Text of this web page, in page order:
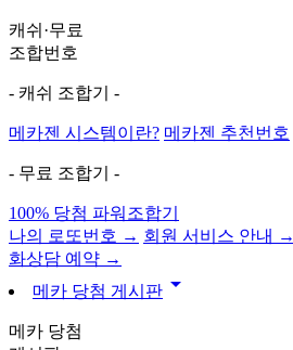
캐쉬·무료
조합번호
- 캐쉬 조합기 -
메카젠 시스템이란? 메카젠 추천번호
- 무료 조합기 -
100% 당첨 파워조합기
나의 로또번호 → 회원 서비스 안내 →
화상담 예약 →
메카 당첨 게시판 arrow_drop_down
메카 당첨